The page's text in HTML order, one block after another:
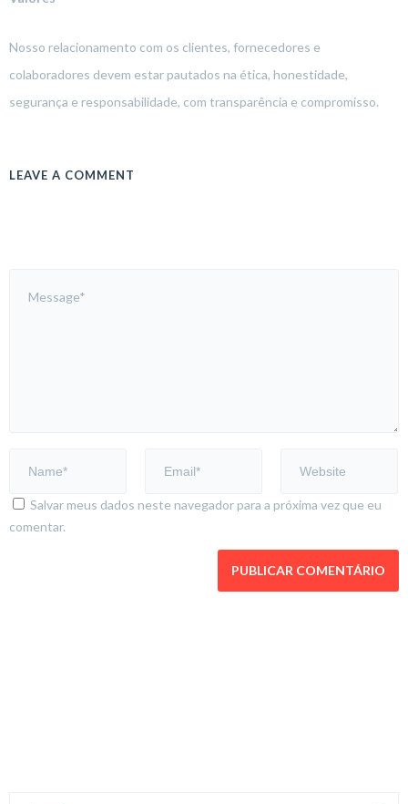
Nosso relacionamento com os clientes, fornecedores e
colaboradores devem estar pautados na ética, honestidade,
segurança e responsabilidade, com transparência e compromisso.
LEAVE A COMMENT
Salvar meus dados neste navegador para a próxima vez que eu
comentar.